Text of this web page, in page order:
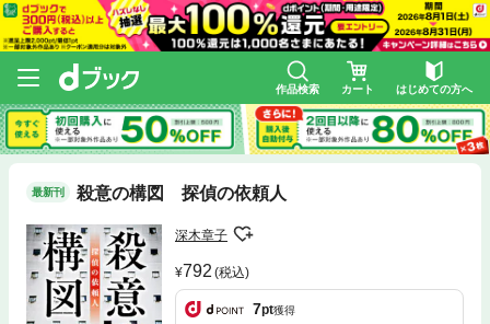
作品検索 カート はじめての方へ
最新刊 殺意の構図 探偵の依頼人
深木章子
792 (税込)
7pt獲得